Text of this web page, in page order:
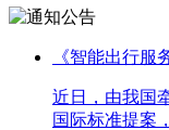
《智能出行服
近日，由我国
国际标准提案